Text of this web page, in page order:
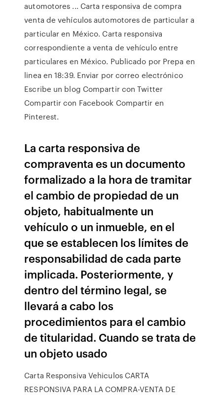
automotores ... Carta responsiva de compra
venta de vehículos automotores de particular a
particular en México. Carta responsiva
correspondiente a venta de vehículo entre
particulares en México. Publicado por Prepa en
linea en 18:39. Enviar por correo electrónico
Escribe un blog Compartir con Twitter
Compartir con Facebook Compartir en
Pinterest.
La carta responsiva de
compraventa es un documento
formalizado a la hora de tramitar
el cambio de propiedad de un
objeto, habitualmente un
vehículo o un inmueble, en el
que se establecen los límites de
responsabilidad de cada parte
implicada. Posteriormente, y
dentro del término legal, se
llevará a cabo los
procedimientos para el cambio
de titularidad. Cuando se trata de
un objeto usado
Carta Responsiva Vehiculos CARTA
RESPONSIVA PARA LA COMPRA-VENTA DE